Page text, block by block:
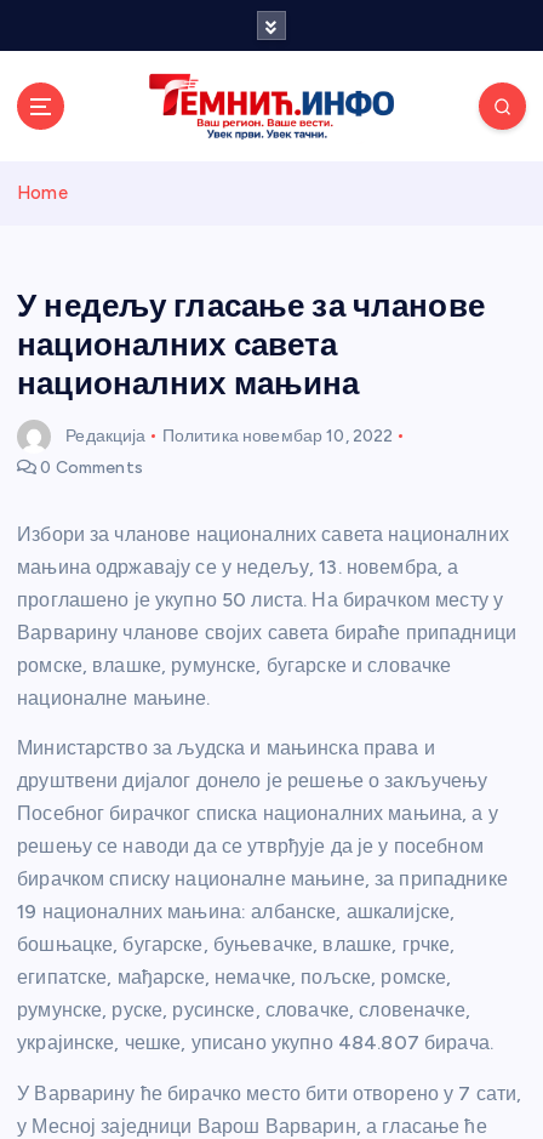
и портал
Home
У недељу гласање за чланове
националних савета
националних мањина
Редакција Политика новембар 10, 2022
0 Comments
Избори за чланове националних савета националних
мањина одржавају се у недељу, 13. новембра, а
проглашено је укупно 50 листа. На бирачком месту у
Варварину чланове својих савета бираће припадници
ромске, влашке, румунске, бугарске и словачке
националне мањине.
Министарство за људска и мањинска права и
друштвени дијалог донело је решење о закључењу
Посебног бирачког списка националних мањина, а у
решењу се наводи да се утврђује да је у посебном
бирачком списку националне мањине, за припаднике
19 националних мањина: албанске, ашкалијске,
бошњацке, бугарске, буњевачке, влашке, грчке,
египатске, мађарске, немачке, пољске, ромске,
румунске, руске, русинске, словачке, словеначке,
украјинске, чешке, уписано укупно 484.807 бирача.
У Варварину ће бирачко место бити отворено у 7 сати,
у Месној заједници Варош Варварин, а гласање ће